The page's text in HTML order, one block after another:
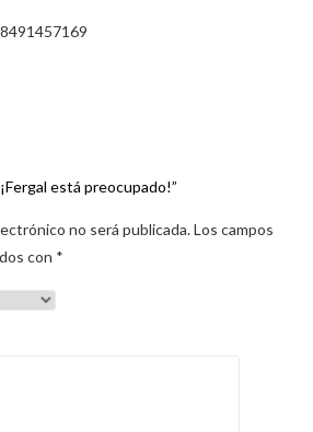
está preocupado!”
no será publicada.Los campos
con *